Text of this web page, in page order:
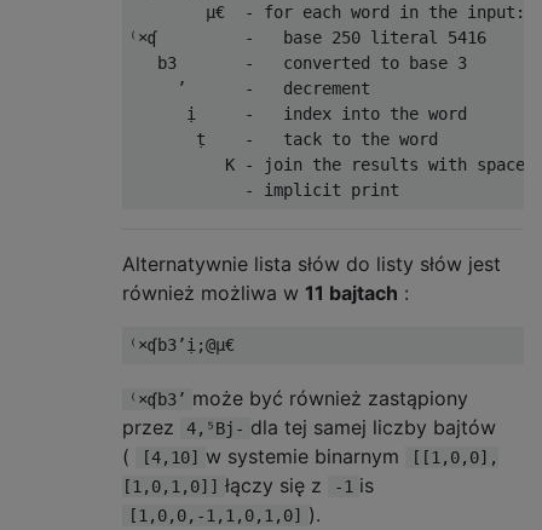
µ€  - for each word in the input:
⁽×ʠ         -   base 250 literal 5416
b3       -   converted to base 3
’      -   decrement
ị     -   index into the word
ṭ    -   tack to the word
K - join the results with
Alternatywnie lista słów do listy słów jest
również możliwa w 11 bajtach :
⁽×ʠb3’ może być również zastąpiony
przez
4,⁵Bj- dla tej samej liczby bajtów
(
[4,10] w systemie binarnym
[[1,0,0],
[1,0,1,0]] łączy się z -1 is
[1,0,0,-1,1,0,1,0] ).